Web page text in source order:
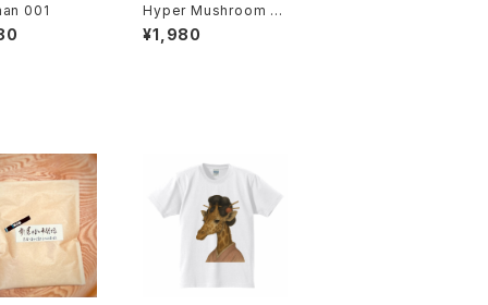
001
Hyper Mushroom B
ob Hippopotamus
¥1,980